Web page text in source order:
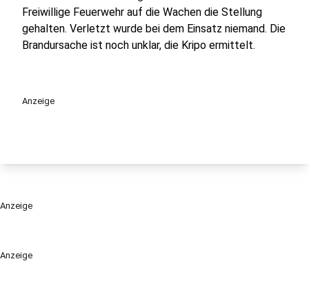
Anzeige
Freiwillige Feuerwehr auf die Wachen die Stellung
gehalten. Verletzt wurde bei dem Einsatz niemand. Die
Brandursache ist noch unklar, die Kripo ermittelt.
Anzeige
Anzeige